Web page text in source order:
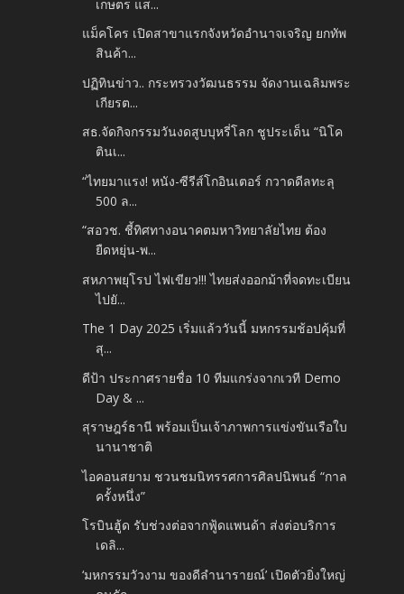
เกษตร แส...
แม็คโคร เปิดสาขาแรก​จังหวัดอำนาจเจริญ​ ยกทัพ
สินค้า...
ปฏิทินข่าว.. กระทรวงวัฒนธรรม จัดงานเฉลิมพระ
เกียรต...
สธ.จัดกิจกรรมวันงดสูบบุหรี่โลก ชูประเด็น “นิโค
ตินเ...
“ไทยมาแรง! หนัง-ซีรีส์โกอินเตอร์ กวาดดีลทะลุ
500 ล...
“สอวช. ชี้ทิศทางอนาคตมหาวิทยาลัยไทย ต้อง
ยืดหยุ่น-พ...
สหภาพยุโรป ไฟเขียว!!! ไทยส่งออกม้าที่จดทะเบียน
ไปยั...
The 1 Day 2025 เริ่มแล้ววันนี้ มหกรรมช้อปคุ้มที่
สุ...
ดีป้า ประกาศรายชื่อ 10 ทีมแกร่งจากเวที Demo
Day & ...
สุราษฎร์ธานี พร้อมเป็นเจ้าภาพการแข่งขันเรือใบ
นานาชาติ
ไอคอนสยาม ชวนชมนิทรรศการศิลปนิพนธ์ “กาล
ครั้งหนึ่ง”
โรบินฮู้ด รับช่วงต่อจากฟู้ดแพนด้า ส่งต่อบริการ
เดลิ...
‘มหกรรมวัวงาม ของดีลำนารายณ์’ เปิดตัวยิ่งใหญ่